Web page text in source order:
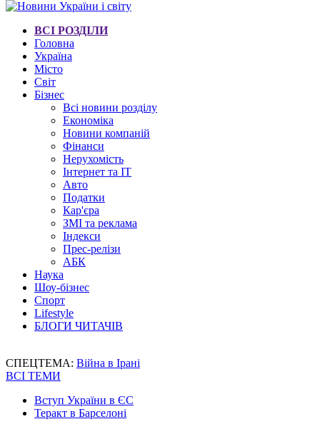
ВСІ РОЗДІЛИ
Головна
Україна
Місто
Світ
Бізнес
Всі новини розділу
Економіка
Новини компаній
Фінанси
Нерухомість
Інтернет та IT
Авто
Податки
Кар'єра
ЗМІ та реклама
Індекси
Прес-релізи
АБК
Наука
Шоу-бізнес
Спорт
Lifestyle
БЛОГИ ЧИТАЧІВ
СПЕЦТЕМА: Війна в Ірані
ВСІ ТЕМИ
Вступ України в ЄС
Теракт в Барселоні